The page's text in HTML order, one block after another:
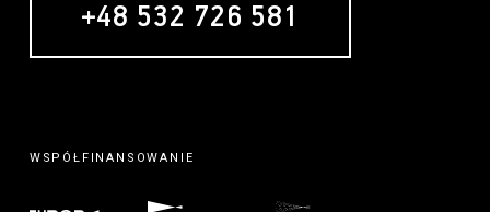
+48 532 726 581
WSPÓŁFINANSOWANIE